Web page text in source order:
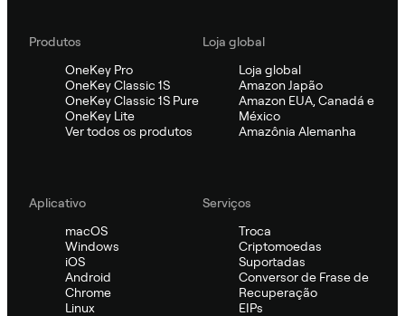
Produtos
OneKey Pro
OneKey Classic 1S
OneKey Classic 1S Pure
OneKey Lite
Ver todos os produtos
Loja global
Loja global
Amazon Japão
Amazon EUA, Canadá e
México
Amazônia Alemanha
Aplicativo
macOS
Windows
iOS
Android
Chrome
Linux
Serviços
Troca
Criptomoedas
Suportadas
Conversor de Frase de
Recuperação
EIPs